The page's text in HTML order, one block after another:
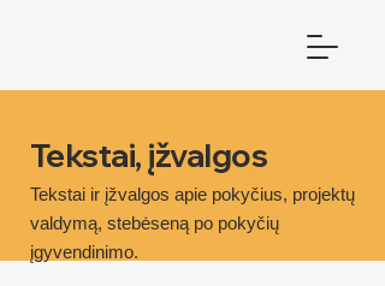
Tekstai, įžvalgos
Tekstai ir įžvalgos apie pokyčius, projektų
valdymą, stebėseną po pokyčių
įgyvendinimo.